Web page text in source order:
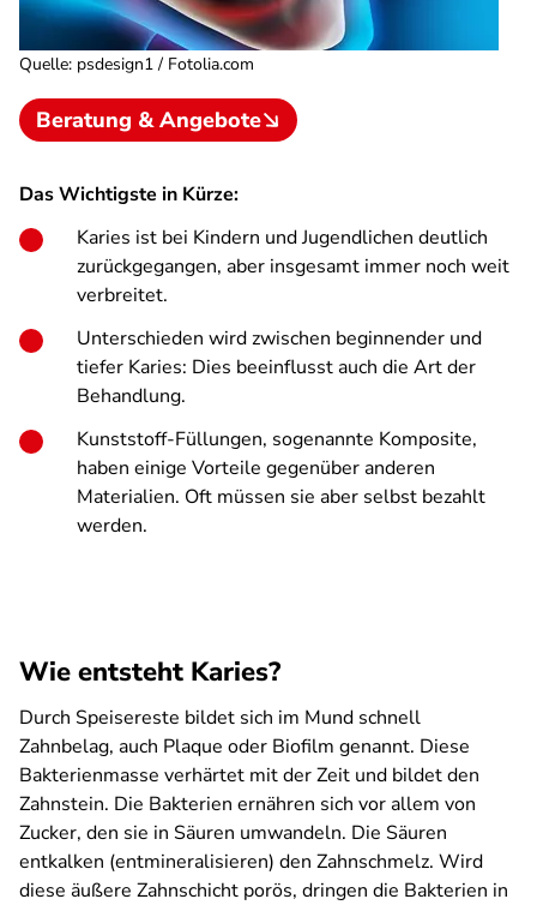
Quelle: psdesign1 / Fotolia.com
Beratung & Angebote
Das Wichtigste in Kürze:
Karies ist bei Kindern und Jugendlichen deutlich
zurückgegangen, aber insgesamt immer noch weit
verbreitet.
Unterschieden wird zwischen beginnender und
tiefer Karies: Dies beeinflusst auch die Art der
Behandlung.
Kunststoff-Füllungen, sogenannte Komposite,
haben einige Vorteile gegenüber anderen
Materialien. Oft müssen sie aber selbst bezahlt
werden.
Wie entsteht Karies?
Durch Speisereste bildet sich im Mund schnell
Zahnbelag, auch Plaque oder Biofilm genannt. Diese
Bakterienmasse verhärtet mit der Zeit und bildet den
Zahnstein. Die Bakterien ernähren sich vor allem von
Zucker, den sie in Säuren umwandeln. Die Säuren
entkalken (entmineralisieren) den Zahnschmelz. Wird
diese äußere Zahnschicht porös, dringen die Bakterien in